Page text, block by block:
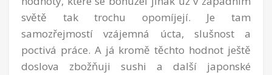
světě tak trochu opomíjejí. Je tam
samozřejmostí vzájemná úcta, slušnost a
poctivá práce. A já kromě těchto hodnot ještě
doslova zbožňuji sushi a další japonské